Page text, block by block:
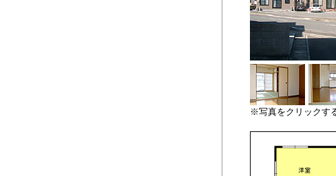
※写真をクリックす